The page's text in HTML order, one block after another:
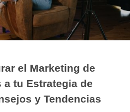
el Marketing de
a tu Estrategia de
y Tendencias